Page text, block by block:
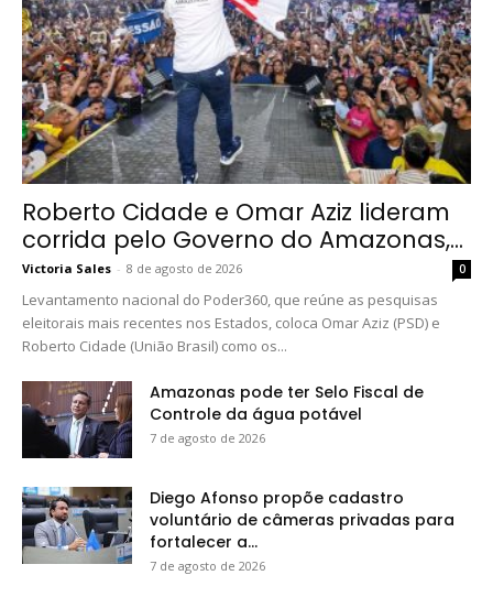
Roberto Cidade e Omar Aziz lideram
corrida pelo Governo do Amazonas,...
Victoria Sales - 8 de agosto de 2026 0
Levantamento nacional do Poder360, que reúne as pesquisas
eleitorais mais recentes nos Estados, coloca Omar Aziz (PSD) e
Roberto Cidade (União Brasil) como os...
Amazonas pode ter Selo Fiscal de
Controle da água potável
7 de agosto de 2026
Diego Afonso propõe cadastro
voluntário de câmeras privadas para
fortalecer a...
7 de agosto de 2026